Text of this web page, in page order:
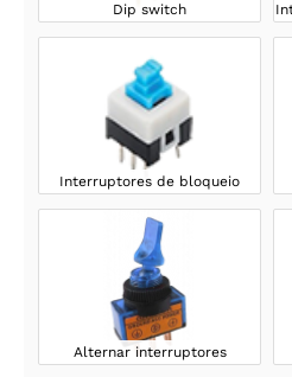
Dip switch
Interruptores de bloqueio
Alternar interruptores